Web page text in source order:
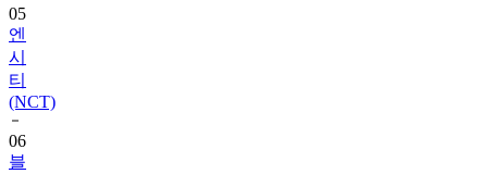
05
엔
시
티
(NCT)
06
블